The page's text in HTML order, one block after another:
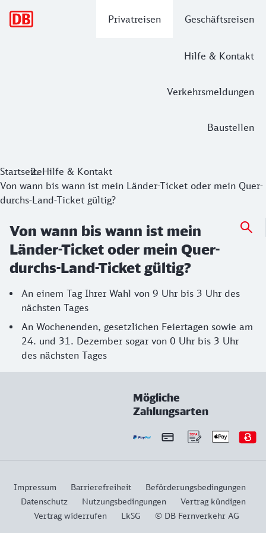
Privatreisen Geschäftsreisen
Hilfe & Kontakt
Verkehrsmeldungen
Baustellen
StartseiteHilfe & Kontakt
Von wann bis wann ist mein Länder-Ticket oder mein Quer-
durchs-Land-Ticket gültig?
Von wann bis wann ist mein
Länder-Ticket oder mein Quer-
durchs-Land-Ticket gültig?
An einem Tag Ihrer Wahl von 9 Uhr bis 3 Uhr des
nächsten Tages
An Wochenenden, gesetzlichen Feiertagen sowie am
24. und 31. Dezember sogar von 0 Uhr bis 3 Uhr
des nächsten Tages
Mögliche
Zahlungsarten
Impressum Barrierefreiheit
Beförderungsbedingungen
Datenschutz
Nutzungsbedingungen
Vertrag kündigen
Vertrag widerrufen
LkSG © DB Fernverkehr AG